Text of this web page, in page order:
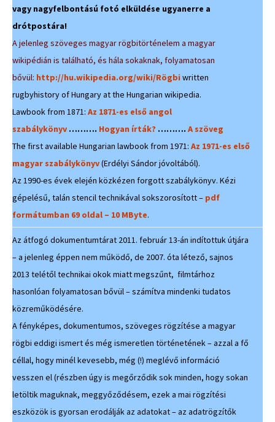
vagy nagyfelbontású fotó elküldése ugyanerre a
drótpostára!
A jelenleg szöveges magyar rögbitörténelem a magyar
wikipédián is található, és hála sokaknak, folyamatosan
bővül: http://hu.wikipedia.org/wiki/Rögbiwritten
rugbyhistory of Hungary at the Hungarian wikipedia.
Lawbook from 1871: Az 1871-es első angol
szabálykönyv ………. Hogyan írták? ………. A szöveg
The first available Hungarian lawbook from 1971: Az 1971-es első
magyar szabálykönyv(Erdélyi Sándor jóvoltából).
Az 1990-es évek elején közkézen forgott szabálykönyv. Kézi
gépelésű, talán stencil technikával sokszorosított – pdf
formátumban 69 oldal – 10 MByte.
Az átfogó dokumentumtárat 2011. február 13-án indítottuk útjára
– a jelenleg éppen nem működő, de 2007. óta létező, sajnos
2013 telétől technikai okok miatt megszűnt, filmtárhoz
hasonlóan folyamatosan bővül – számítva mindenki tudatos
közreműködésére.
A fényképes, dokumentumos, szöveges rögzítése a magyar
rögbi eddigi ismert és még ismeretlen történetének – azzal a fő
céllal, hogy minél kevesebb, még (!) meglévő információ
vesszen el (részben úgy is megőrződik sok minden, hogy sokan
letöltik maguknak, meggyőződésem, ezek a mai rögzítési
eszközök is gyorsan erodálják az adatokat – az adatrögzítők